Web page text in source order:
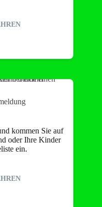
kommen Sie auf
oder Ihre Kinder
ein.